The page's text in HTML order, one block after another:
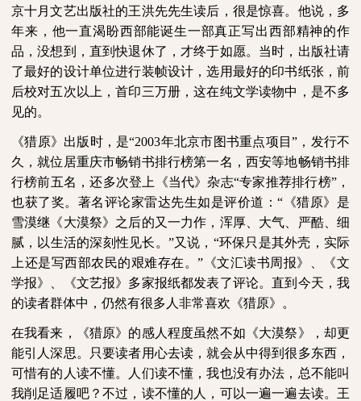
京十月文艺出版社的王洪先先生读后，很是惊喜。他说，多
年来，他一直渴盼西部能诞生一部真正写出西部精神的作
品，没想到，直到快退休了，才终于如愿。当时，出版社请
了最好的设计单位进行装帧设计，选用最好的印书纸张，前
后校对五次以上，首印三万册，这在纯文学读物中，是不多
见的。
《猎原》出版时，是“2003年北京市图书重点项目”，发行不
久，就位居重庆市畅销书排行榜第一名，西安等地畅销书排
行榜前五名，还多次登上《当代》杂志“专家推荐排行榜”，
也获了奖。著名评论家雷达先生如是评价道：“《猎原》是
雪漠继《大漠祭》之后的又一力作，浑厚、大气、严酷、细
腻，以生活的深刻性见长。”又说，“环保只是其外壳，实际
上还是写西部农民的艰难存在。”《文汇读书周报》、《文
学报》、《文艺报》多家报纸都发表了评论。直到今天，我
的读者群体中，仍然有很多人非常喜欢《猎原》。
在我看来，《猎原》的感人程度虽然不如《大漠祭》，却更
能引人深思。只要读者用心去读，就会从中得到很多东西，
可惜有的人读不懂。人们读不懂，我也没有办法，总不能叫
我削足适履吧？不过，读不懂的人，可以一遍一遍去读。王